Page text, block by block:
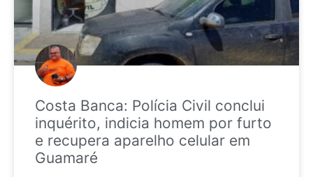
Costa Banca: Polícia Civil conclui
inquérito, indicia homem por furto
e recupera aparelho celular em
Guamaré